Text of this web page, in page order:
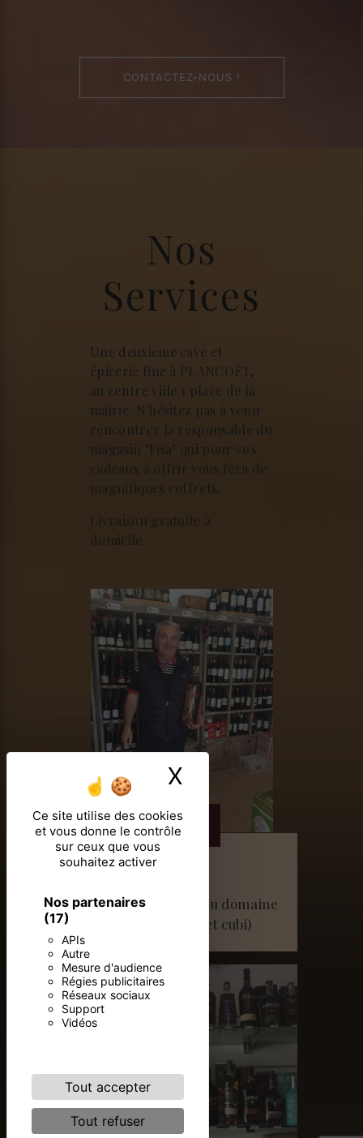
Ce site utilise des cookies
et vous donne le contrôle
sur ceux que vous
souhaitez activer
Nos partenaires
(17)
APIs
Autre
Mesure d'audience
Régies publicitaires
Réseaux sociaux
Support
Vidéos
Tout accepter
Tout refuser
X Masquer le
CONTACTEZ-NOUS !
Nos
Services
Une deuxième cave et
épicerie fine à PLANCOËT,
au centre ville 1 place de la
mairie. N'hésitez pas à venir
rencontrer la responsable du
magasin "l'isa" qui pour vos
cadeaux à offrir vous fera de
magnifiques coffrets.
Livraison gratuite à
domicile.
Vins
Vendeur exclusif du domaine
UBY (bouteille et cubi)